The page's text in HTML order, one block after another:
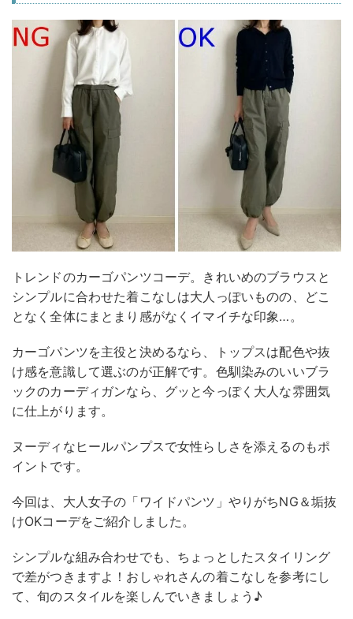
トレンドのカーゴパンツコーデ。きれいめのブラウスと
シンプルに合わせた着こなしは大人っぽいものの、どこ
となく全体にまとまり感がなくイマイチな印象…。
カーゴパンツを主役と決めるなら、トップスは配色や抜
け感を意識して選ぶのが正解です。色馴染みのいいブラ
ックのカーディガンなら、グッと今っぽく大人な雰囲気
に仕上がります。
ヌーディなヒールパンプスで女性らしさを添えるのもポ
イントです。
今回は、大人女子の「ワイドパンツ」やりがちNG＆垢抜
けOKコーデをご紹介しました。
シンプルな組み合わせでも、ちょっとしたスタイリング
で差がつきますよ！おしゃれさんの着こなしを参考にし
て、旬のスタイルを楽しんでいきましょう♪